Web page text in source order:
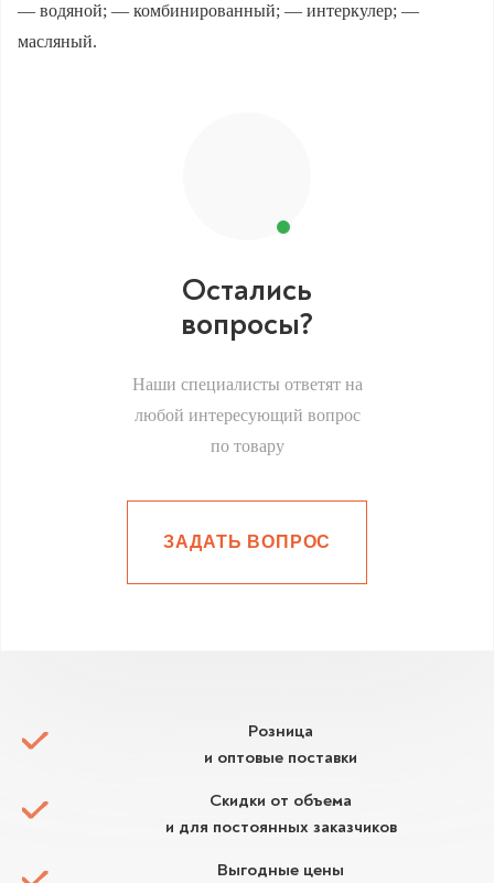
— водяной; — комбинированный; — интеркулер; —
масляный.
Остались
вопросы?
Наши специалисты ответят на
любой интересующий вопрос
по товару
ЗАДАТЬ ВОПРОС
Розница
и оптовые поставки
Скидки от объема
и для постоянных заказчиков
Выгодные цены